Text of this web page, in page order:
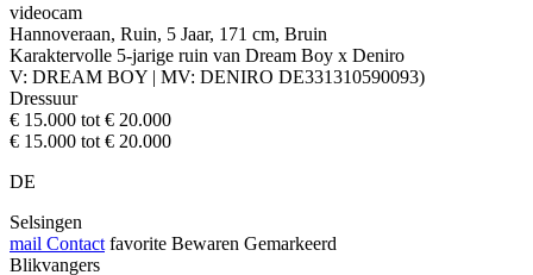
videocam
Hannoveraan, Ruin, 5 Jaar, 171 cm, Bruin
Karaktervolle 5-jarige ruin van Dream Boy x Deniro
V: DREAM BOY | MV: DENIRO DE331310590093)
Dressuur
€ 15.000 tot € 20.000
€ 15.000 tot € 20.000
DE
Selsingen
mail Contact favorite Bewaren Gemarkeerd
Blikvangers